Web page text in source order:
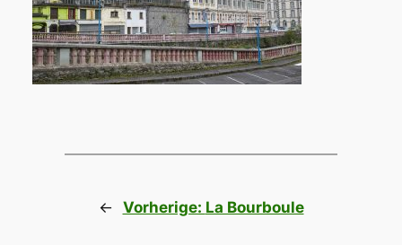
← Vorherige: La Bourboule